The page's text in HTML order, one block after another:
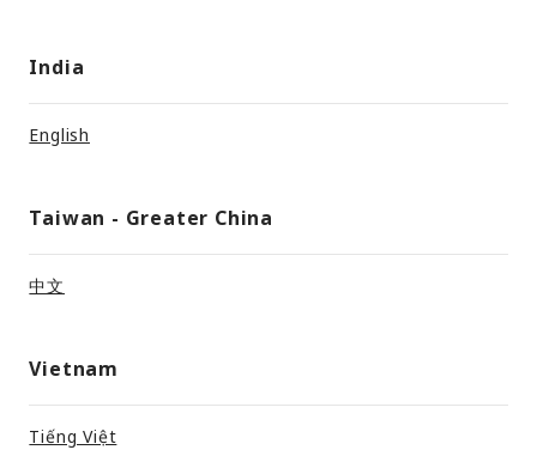
India
English
Taiwan - Greater China
中文
Vietnam
Tiếng Việt